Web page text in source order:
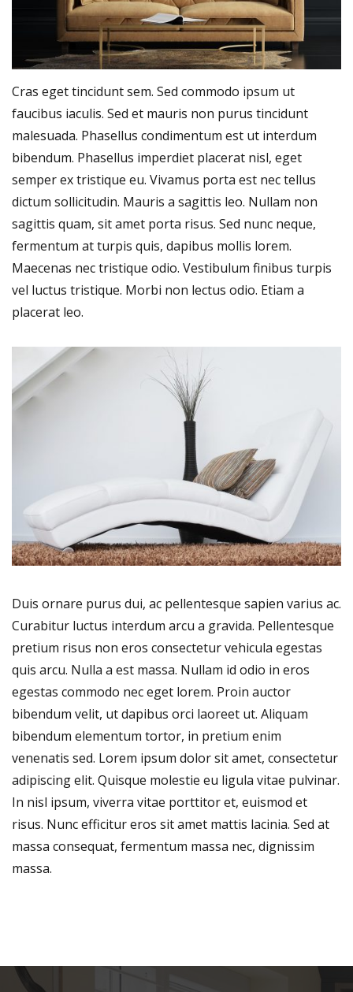
Cras eget tincidunt sem. Sed commodo ipsum ut
faucibus iaculis. Sed et mauris non purus tincidunt
malesuada. Phasellus condimentum est ut interdum
bibendum. Phasellus imperdiet placerat nisl, eget
semper ex tristique eu. Vivamus porta est nec tellus
dictum sollicitudin. Mauris a sagittis leo. Nullam non
sagittis quam, sit amet porta risus. Sed nunc neque,
fermentum at turpis quis, dapibus mollis lorem.
Maecenas nec tristique odio. Vestibulum finibus turpis
vel luctus tristique. Morbi non lectus odio. Etiam a
placerat leo.
Duis ornare purus dui, ac pellentesque sapien varius ac.
Curabitur luctus interdum arcu a gravida. Pellentesque
pretium risus non eros consectetur vehicula egestas
quis arcu. Nulla a est massa. Nullam id odio in eros
egestas commodo nec eget lorem. Proin auctor
bibendum velit, ut dapibus orci laoreet ut. Aliquam
bibendum elementum tortor, in pretium enim
venenatis sed. Lorem ipsum dolor sit amet, consectetur
adipiscing elit. Quisque molestie eu ligula vitae pulvinar.
In nisl ipsum, viverra vitae porttitor et, euismod et
risus. Nunc efficitur eros sit amet mattis lacinia. Sed at
massa consequat, fermentum massa nec, dignissim
massa.